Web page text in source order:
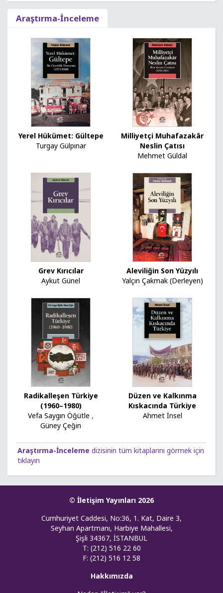
Araştırma-İnceleme
Yerel Hükümet: Gültepe
Turgay Gülpınar
Milliyetçi Muhafazakâr
Neslin Çatısı
Mehmet Güldal
Grev Kırıcılar
Aykut Günel
Aleviliğin Son Yüzyılı
Yalçın Çakmak (Derleyen)
Radikalleşen Türkiye
(1960–1980)
Vefa Saygın Öğütle ,
Güney Çeğin
Düzen ve Kalkınma
Kıskacında Türkiye
Ahmet İnsel
Araştırma-İnceleme dizisinin tüm kitaplarını görmek için
tıklayın
© İletişim Yayınları 2026
Cumhuriyet Caddesi, No:36, 1. Kat, Daire 3,
Seyhan Apartmanı, Harbiye Mahallesi,
Şişli 34367, İSTANBUL
T: (212) 516 22 60
F: (212) 516 12 58
Hakkımızda